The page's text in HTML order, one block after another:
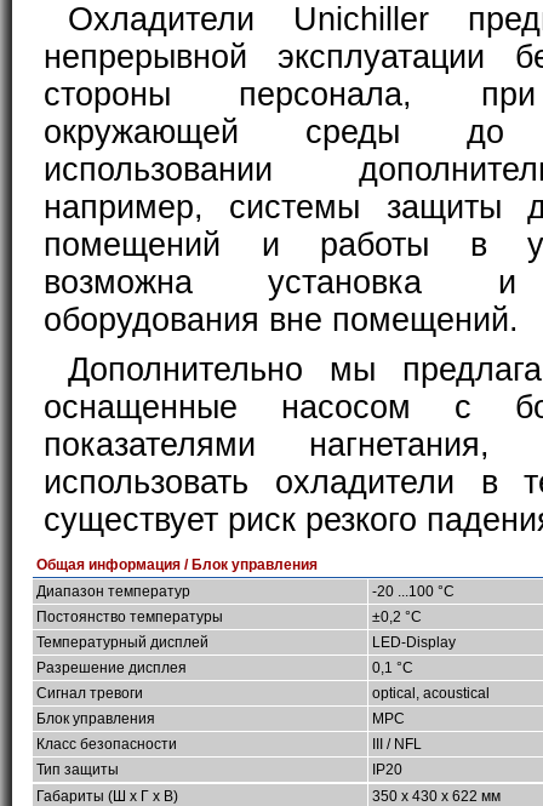
Охладители Unichiller
непрерывной эксплуатации
стороны персонала, при
окружающей среды
использовании
например, системы защиты
помещений и работы в
возможна установка и
оборудования вне помещений.
Дополнительно мы
оснащенные насосом с
показателями нагнетания,
использовать охладители в
существует риск резкого
Общая информация / Блок управления
Диапазон температур
-20 ...100 °C
Постоянство температуры
±0,2 °C
Температурный дисплей
LED-Display
Разрешение дисплея
0,1 °C
Сигнал тревоги
optical, acoustical
Блок управления
MPC
Класс безопасности
III / NFL
Тип защиты
IP20
Габариты (Ш х Г х В)
350 x 430 x 622 мм